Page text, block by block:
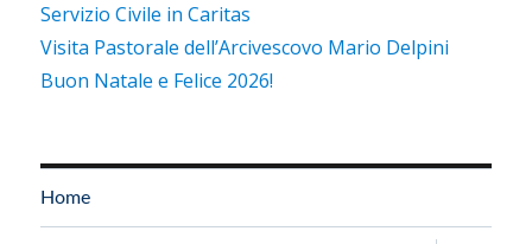
Servizio Civile in Caritas
Visita Pastorale dell’Arcivescovo Mario Delpini
Buon Natale e Felice 2026!
Home